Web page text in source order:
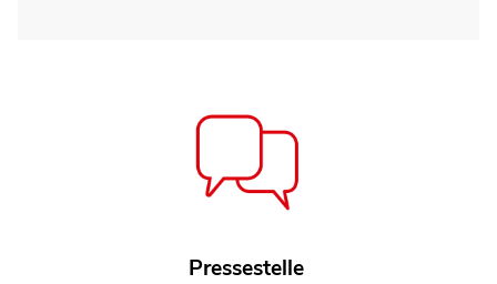
Pressestelle
Rosemarie Rodden